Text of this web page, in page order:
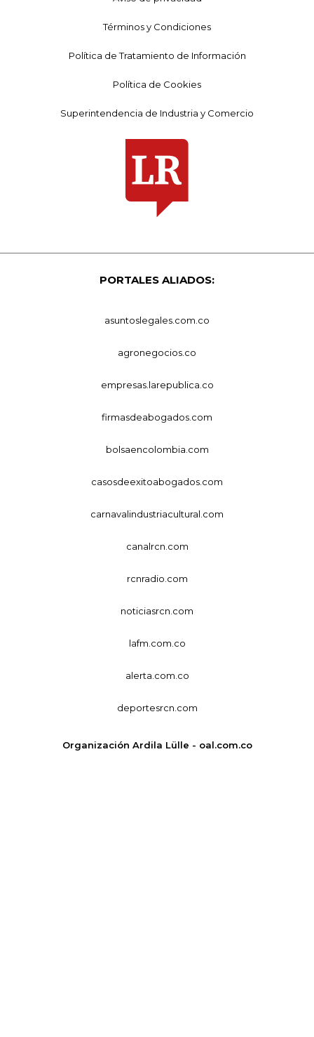
Términos y Condiciones
Política de Tratamiento de Información
Política de Cookies
Superintendencia de Industria y Comercio
PORTALES ALIADOS:
asuntoslegales.com.co
agronegocios.co
empresas.larepublica.co
firmasdeabogados.com
bolsaencolombia.com
casosdeexitoabogados.com
carnavalindustriacultural.com
canalrcn.com
rcnradio.com
noticiasrcn.com
lafm.com.co
alerta.com.co
deportesrcn.com
Organización Ardila Lülle - oal.com.co